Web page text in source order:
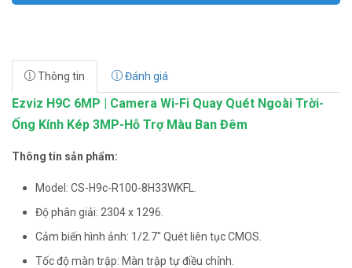
Thông tin Đánh giá
Ezviz H9C 6MP | Camera Wi-Fi Quay Quét Ngoài Trời-
Ống Kính Kép 3MP-Hỗ Trợ Màu Ban Đêm
Thông tin sản phẩm:
Model: CS-H9c-R100-8H33WKFL.
Độ phân giải: 2304 x 1296.
Cảm biến hình ảnh: 1/2.7" Quét liên tục CMOS.
Tốc độ màn trập: Màn trập tự điều chỉnh.